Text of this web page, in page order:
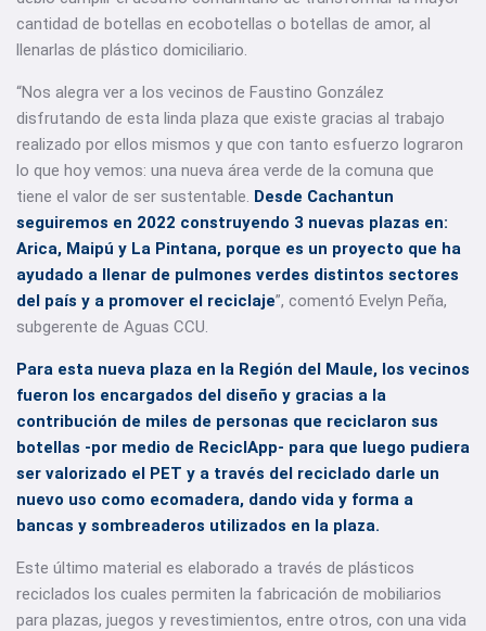
cantidad de botellas en ecobotellas o botellas de amor, al
llenarlas de plástico domiciliario.
“Nos alegra ver a los vecinos de Faustino González
disfrutando de esta linda plaza que existe gracias al trabajo
realizado por ellos mismos y que con tanto esfuerzo lograron
lo que hoy vemos: una nueva área verde de la comuna que
tiene el valor de ser sustentable. Desde Cachantun
seguiremos en 2022 construyendo 3 nuevas plazas en:
Arica, Maipú y La Pintana, porque es un proyecto que ha
ayudado a llenar de pulmones verdes distintos sectores
del país y a promover el reciclaje”, comentó Evelyn Peña,
subgerente de Aguas CCU.
Para esta nueva plaza en la Región del Maule, los vecinos
fueron los encargados del diseño y gracias a la
contribución de miles de personas que reciclaron sus
botellas -por medio de ReciclApp- para que luego pudiera
ser valorizado el PET y a través del reciclado darle un
nuevo uso como ecomadera, dando vida y forma a
bancas y sombreaderos utilizados en la plaza.
Este último material es elaborado a través de plásticos
reciclados los cuales permiten la fabricación de mobiliarios
para plazas, juegos y revestimientos, entre otros, con una vida